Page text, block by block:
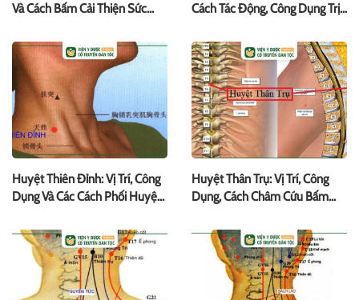
Và Cách Bấm Cải Thiện Sức
Cách Tác Động, Công Dụng Trị
Huyệt Thiên Đỉnh: Vị Trí, Công
Dụng Và Các Cách Phối Huyệt
Huyệt Thân Trụ: Vị Trí, Công
Dụng, Cách Châm Cứu Bấm